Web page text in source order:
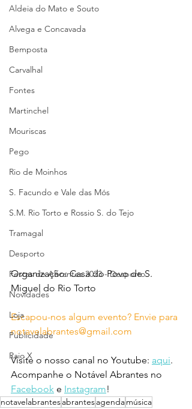
Aldeia do Mato e Souto
Alvega e Concavada
Bemposta
Carvalhal
Fontes
Martinchel
Mouriscas
Pego
Rio de Moinhos
S. Facundo e Vale das Mós
S.M. Rio Torto e Rossio S. do Tejo
Tramagal
Desporto
Festas de Abrantes 2023 - Desporto
Novidades
Loja
Publicidade
Raio X
Organização: Casa do Povo de S.
Miguel do Rio Torto
Escapou-nos algum evento? Envie para
notavelabrantes@gmail.com
Visite o nosso canal no Youtube: aqui.
Acompanhe o Notável Abrantes no
Facebook e Instagram!
notavelabrantesabrantesagendamúsica